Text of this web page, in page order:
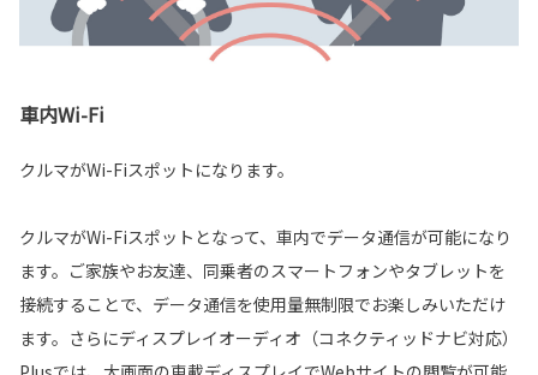
車内Wi-Fi
クルマがWi-Fiスポットになります。
クルマがWi-Fiスポットとなって、車内でデータ通信が可能になり
ます。ご家族やお友達、同乗者のスマートフォンやタブレットを
接続することで、データ通信を使用量無制限でお楽しみいただけ
ます。さらにディスプレイオーディオ（コネクティッドナビ対応）